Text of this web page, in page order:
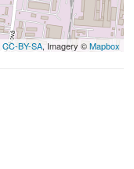
CC-BY-SA, Imagery ©Mapbox